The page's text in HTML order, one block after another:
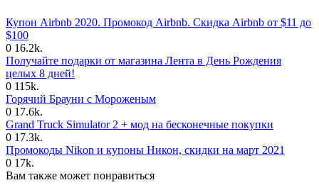
Купон Airbnb 2020. Промокод Airbnb. Скидка Airbnb от $11 до
$100
0 16.2k.
Получайте подарки от магазина Лента в День Рождения
целых 8 дней!
0 115k.
Горячий Брауни с Мороженым
0 17.6k.
Grand Truck Simulator 2 + мод на бесконечные покупки
0 17.3k.
Промокоды Nikon и купоны Никон, скидки на март 2021
0 17k.
Вам также может понравиться